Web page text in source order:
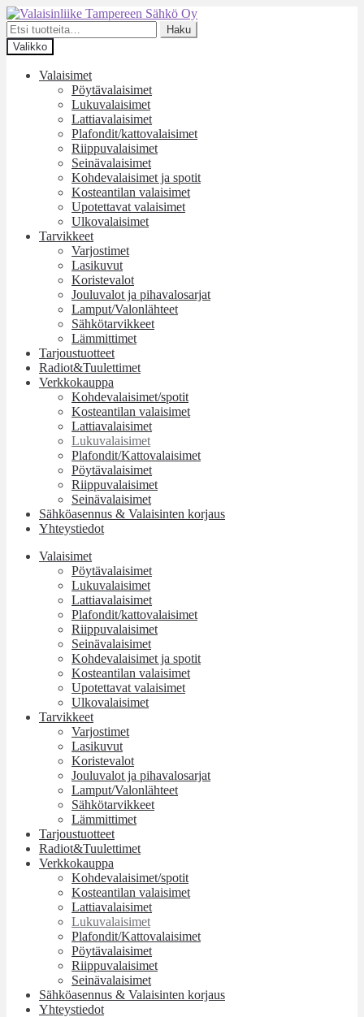
Siirry
navigointiin
Siirry
sisältöön
Etsi:
Haku
Valikko
Valaisimet
Pöytävalaisimet
Lukuvalaisimet
Lattiavalaisimet
Plafondit/kattovalaisimet
Riippuvalaisimet
Seinävalaisimet
Kohdevalaisimet ja spotit
Kosteantilan valaisimet
Upotettavat valaisimet
Ulkovalaisimet
Tarvikkeet
Varjostimet
Lasikuvut
Koristevalot
Jouluvalot ja pihavalosarjat
Lamput/Valonlähteet
Sähkötarvikkeet
Lämmittimet
Tarjoustuotteet
Radiot&Tuulettimet
Verkkokauppa
Kohdevalaisimet/spotit
Kosteantilan valaisimet
Lattiavalaisimet
Lukuvalaisimet
Plafondit/Kattovalaisimet
Pöytävalaisimet
Riippuvalaisimet
Seinävalaisimet
Sähköasennus & Valaisinten korjaus
Yhteystiedot
Valaisimet
Pöytävalaisimet
Lukuvalaisimet
Lattiavalaisimet
Plafondit/kattovalaisimet
Riippuvalaisimet
Seinävalaisimet
Kohdevalaisimet ja spotit
Kosteantilan valaisimet
Upotettavat valaisimet
Ulkovalaisimet
Tarvikkeet
Varjostimet
Lasikuvut
Koristevalot
Jouluvalot ja pihavalosarjat
Lamput/Valonlähteet
Sähkötarvikkeet
Lämmittimet
Tarjoustuotteet
Radiot&Tuulettimet
Verkkokauppa
Kohdevalaisimet/spotit
Kosteantilan valaisimet
Lattiavalaisimet
Lukuvalaisimet
Plafondit/Kattovalaisimet
Pöytävalaisimet
Riippuvalaisimet
Seinävalaisimet
Sähköasennus & Valaisinten korjaus
Yhteystiedot